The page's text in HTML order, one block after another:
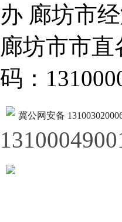
办 廊坊市
廊坊市市
码：
冀公网安备